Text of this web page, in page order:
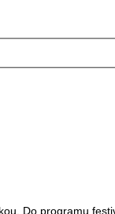
Do programu